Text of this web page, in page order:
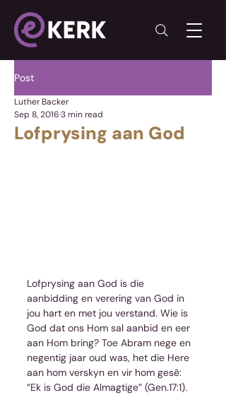
Post
Lofprysing aan God
Luther Backer
Sep 8, 20163 min read
Lofprysing aan God is die
aanbidding en verering van God in
jou hart en met jou verstand. Wie is
God dat ons Hom sal aanbid en eer
aan Hom bring? Toe Abram nege en
negentig jaar oud was, het die Here
aan hom verskyn en vir hom gesê:
”Ek is God die Almagtige” (Gen.17:1).